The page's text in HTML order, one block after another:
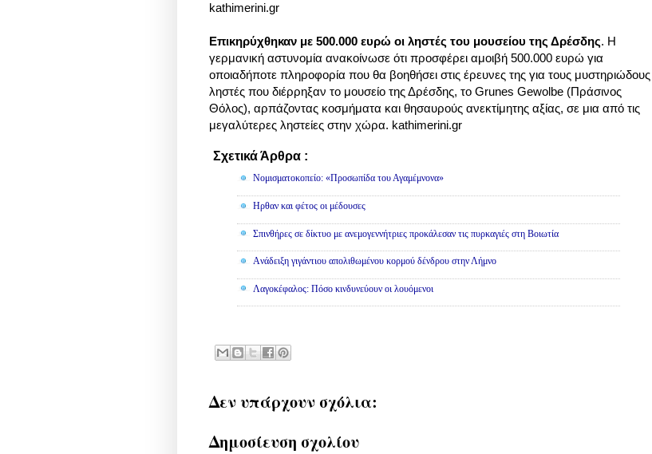
kathimerini.gr
Επικηρύχθηκαν με 500.000 ευρώ οι ληστές του μουσείου της Δρέσδης. Η
γερμανική αστυνομία ανακοίνωσε ότι προσφέρει αμοιβή 500.000 ευρώ για
οποιαδήποτε πληροφορία που θα βοηθήσει στις έρευνες της για τους μυστηριώδους
ληστές που διέρρηξαν το μουσείο της Δρέσδης, το Grunes Gewolbe (Πράσινος
Θόλος), αρπάζοντας κοσμήματα και θησαυρούς ανεκτίμητης αξίας, σε μια από τις
μεγαλύτερες ληστείες στην χώρα. kathimerini.gr
Σχετικά Άρθρα :
Νομισματοκοπείο: «Προσωπίδα του Αγαμέμνονα»
Ηρθαν και φέτος οι μέδουσες
Σπινθήρες σε δίκτυο με ανεμογεννήτριες προκάλεσαν τις πυρκαγιές στη Βοιωτία
Aνάδειξη γιγάντιου απολιθωμένου κορμού δένδρου στην Λήμνο
Λαγοκέφαλος: Πόσο κινδυνεύουν οι λουόμενοι
Δεν υπάρχουν σχόλια:
Δημοσίευση σχολίου